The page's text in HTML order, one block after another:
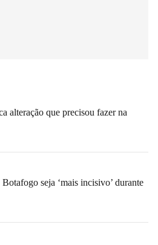
alteração que precisou fazer na
seja ‘mais incisivo’ durante